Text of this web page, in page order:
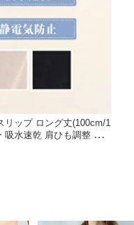
リップ ロング丈(100cm/1
吸水速乾 肩ひも調整 ア
ンナー 浴衣 夏祭り お